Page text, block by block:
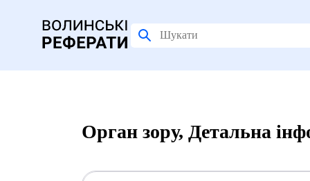
Орган зору, Детальна